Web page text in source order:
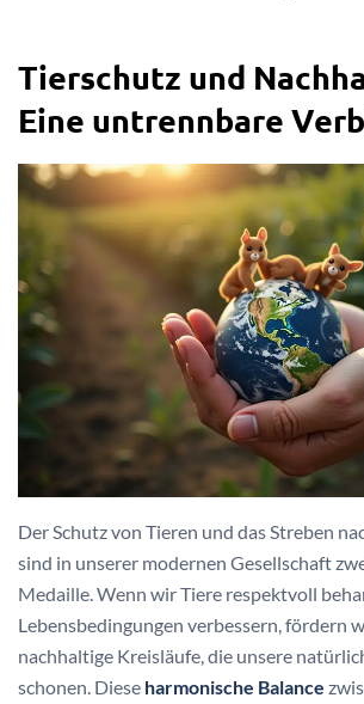
Tierschutz und
Eine untrennbare
Der Schutz von Tieren und das Streben
sind in unserer modernen Gesellschaft
Medaille. Wenn wir Tiere respektvoll
Lebensbedingungen verbessern, fördern
nachhaltige Kreisläufe, die unsere
schonen. Diese harmonische Balance